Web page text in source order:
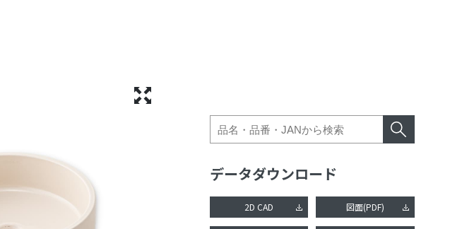
データダウンロード
2D CAD 図面(PDF)